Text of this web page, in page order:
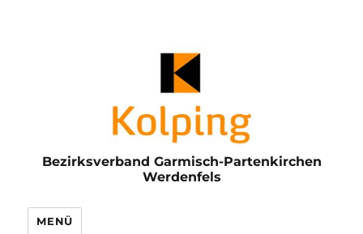
Bezirksverband Garmisch-Partenkirchen
Werdenfels
MENÜ